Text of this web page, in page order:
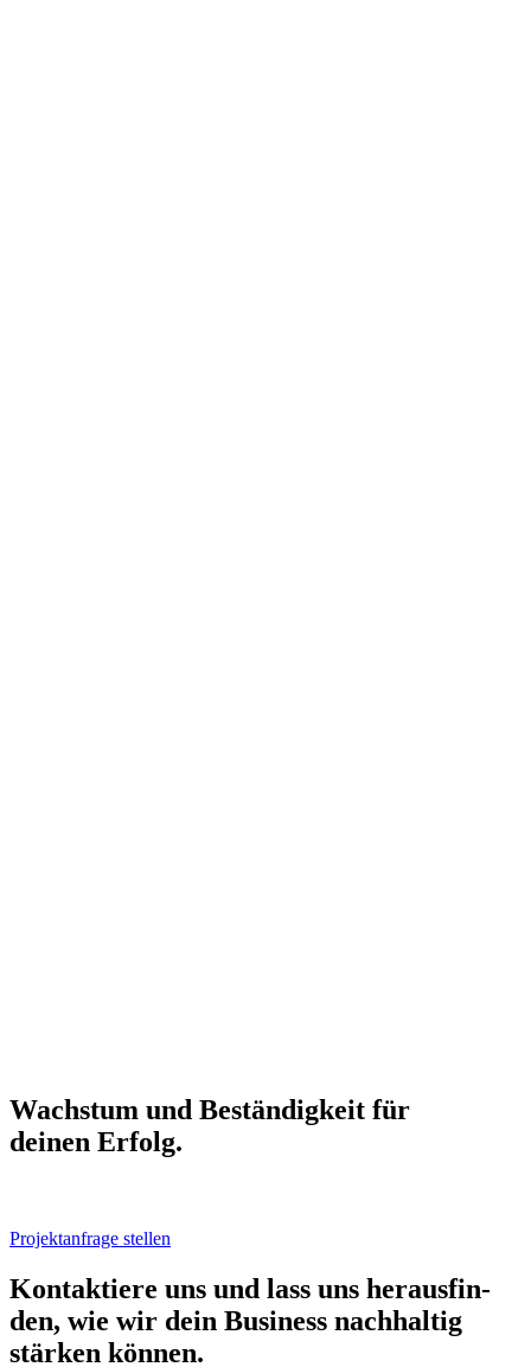
Wachs­tum und Bestän­dig­keit für
dei­nen Erfolg.
Projektanfrage stellen
Kon­tak­tie­re uns und lass uns her­aus­fin­
den, wie wir dein Busi­ness nach­hal­tig
stär­ken kön­nen.